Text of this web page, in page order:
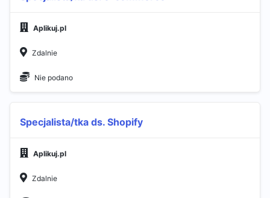
Aplikuj.pl
Zdalnie
Nie podano
Specjalista/tka ds. Shopify
Aplikuj.pl
Zdalnie